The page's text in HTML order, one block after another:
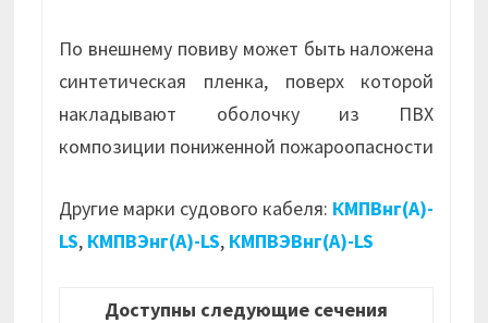
По внешнему повиву может быть наложена
синтетическая пленка, поверх которой
накладывают оболочку из ПВХ
композиции пониженной пожароопасности
Другие марки судового кабеля: КМПВнг(А)-
LS, КМПВЭнг(А)-LS, КМПВЭВнг(А)-LS
Доступны следующие сечения